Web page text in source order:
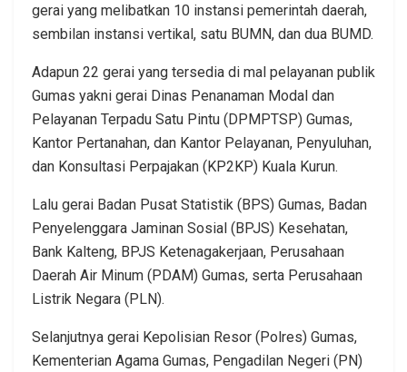
gerai yang melibatkan 10 instansi pemerintah daerah,
sembilan instansi vertikal, satu BUMN, dan dua BUMD.
Adapun 22 gerai yang tersedia di mal pelayanan publik
Gumas yakni gerai Dinas Penanaman Modal dan
Pelayanan Terpadu Satu Pintu (DPMPTSP) Gumas,
Kantor Pertanahan, dan Kantor Pelayanan, Penyuluhan,
dan Konsultasi Perpajakan (KP2KP) Kuala Kurun.
Lalu gerai Badan Pusat Statistik (BPS) Gumas, Badan
Penyelenggara Jaminan Sosial (BPJS) Kesehatan,
Bank Kalteng, BPJS Ketenagakerjaan, Perusahaan
Daerah Air Minum (PDAM) Gumas, serta Perusahaan
Listrik Negara (PLN).
Selanjutnya gerai Kepolisian Resor (Polres) Gumas,
Kementerian Agama Gumas, Pengadilan Negeri (PN)